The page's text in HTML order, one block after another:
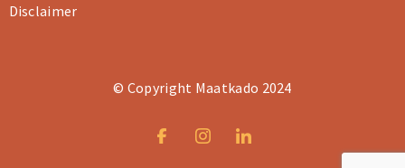
Disclaimer
© Copyright Maatkado 2024